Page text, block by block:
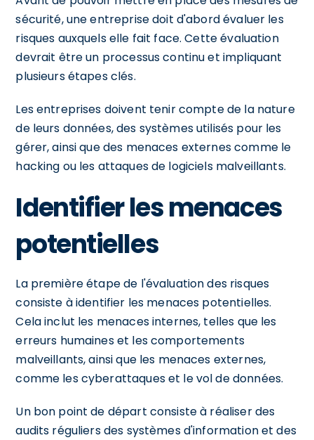
sécurité, une entreprise doit d'abord évaluer les
risques auxquels elle fait face. Cette évaluation
devrait être un processus continu et impliquant
plusieurs étapes clés.
Les entreprises doivent tenir compte de la nature
de leurs données, des systèmes utilisés pour les
gérer, ainsi que des menaces externes comme le
hacking ou les attaques de logiciels malveillants.
Identifier les menaces
potentielles
La première étape de l'évaluation des risques
consiste à identifier les menaces potentielles.
Cela inclut les menaces internes, telles que les
erreurs humaines et les comportements
malveillants, ainsi que les menaces externes,
comme les cyberattaques et le vol de données.
Un bon point de départ consiste à réaliser des
audits réguliers des systèmes d'information et des